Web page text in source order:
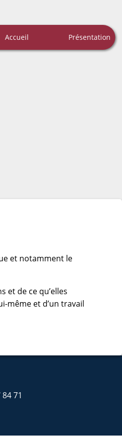
Accueil Présentation
et notamment le
et de ce qu’elles
même et d’un travail
71